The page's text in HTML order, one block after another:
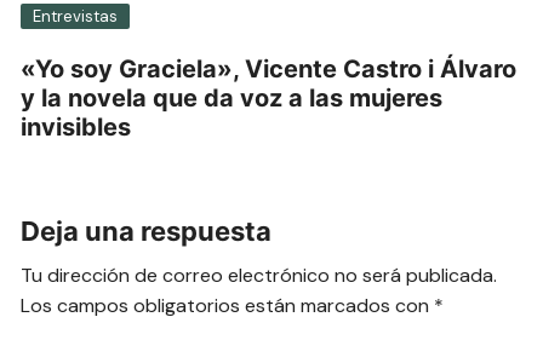
Entrevistas
«Yo soy Graciela», Vicente Castro i Álvaro
y la novela que da voz a las mujeres
invisibles
Deja una respuesta
Tu dirección de correo electrónico no será publicada.
Los campos obligatorios están marcados con *